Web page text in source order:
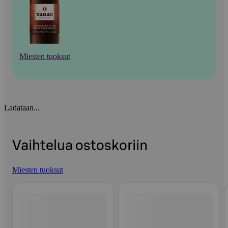
Miesten tuoksut
Ladataan...
Vaihtelua ostoskoriin
Miesten tuoksut